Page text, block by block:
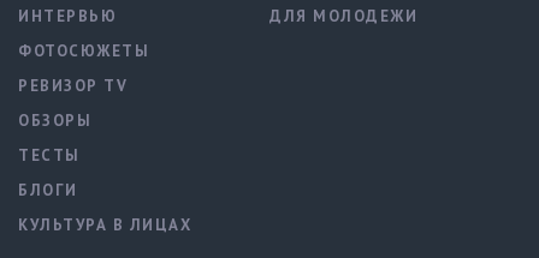
ИНТЕРВЬЮ
ФОТОСЮЖЕТЫ
РЕВИЗОР TV
ОБЗОРЫ
ТЕСТЫ
БЛОГИ
КУЛЬТУРА В ЛИЦАХ
ДЛЯ МОЛОДЕЖИ